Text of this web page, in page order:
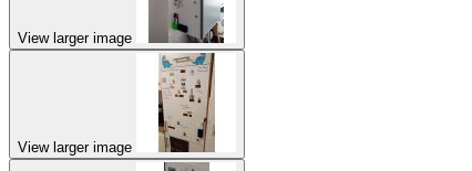
View larger image
View larger image